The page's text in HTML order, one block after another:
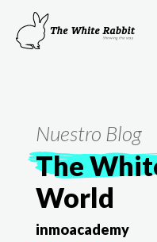
Nuestro Blog
The
World
inmoacademy